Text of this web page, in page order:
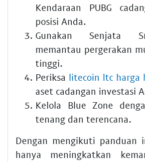
Kendaraan PUBG
posisi Anda.
Gunakan Senjata
memantau pergerakan
tinggi.
Periksa litecoin ltc harga
aset cadangan investasi
Kelola Blue Zone
tenang dan terencana.
Dengan mengikuti panduan
hanya meningkatkan